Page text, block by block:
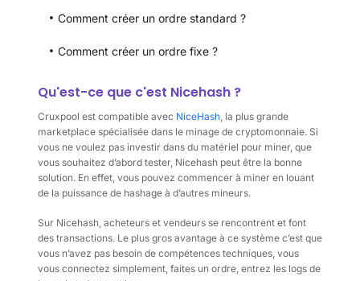
Comment créer un ordre standard ?
Comment créer un ordre fixe ?
Qu'est-ce que c'est Nicehash ?
Cruxpool est compatible avec NiceHash, la plus grande
marketplace spécialisée dans le minage de cryptomonnaie. Si
vous ne voulez pas investir dans du matériel pour miner, que
vous souhaitez d’abord tester, Nicehash peut être la bonne
solution. En effet, vous pouvez commencer à miner en louant
de la puissance de hashage à d’autres mineurs.
Sur Nicehash, acheteurs et vendeurs se rencontrent et font
des transactions. Le plus gros avantage à ce système c’est que
vous n’avez pas besoin de compétences techniques, vous
vous connectez simplement, faites un ordre, entrez les logs de